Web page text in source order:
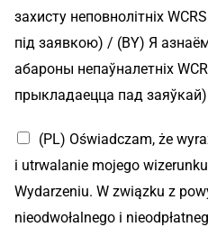
захисту неповнолітніх
під заявкою) / (BY) Я
абароны непаўналетніх
прыкладаецца пад
(PL) Oświadczam, że
i utrwalanie mojego
Wydarzeniu. W związku z
nieodwołalnego i